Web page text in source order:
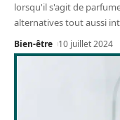
lorsqu'il s'agit de
alternatives tout aussi
Bien-être 10 juillet 2024